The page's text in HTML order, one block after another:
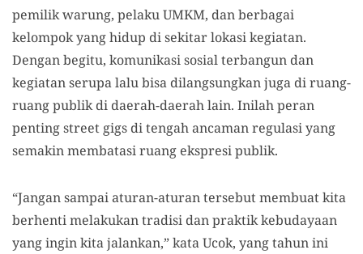
pemilik warung, pelaku UMKM, dan berbagai
kelompok yang hidup di sekitar lokasi kegiatan.
Dengan begitu, komunikasi sosial terbangun dan
kegiatan serupa lalu bisa dilangsungkan juga di ruang-
ruang publik di daerah-daerah lain. Inilah peran
penting street gigs di tengah ancaman regulasi yang
semakin membatasi ruang ekspresi publik.
“Jangan sampai aturan-aturan tersebut membuat kita
berhenti melakukan tradisi dan praktik kebudayaan
yang ingin kita jalankan,” kata Ucok, yang tahun ini